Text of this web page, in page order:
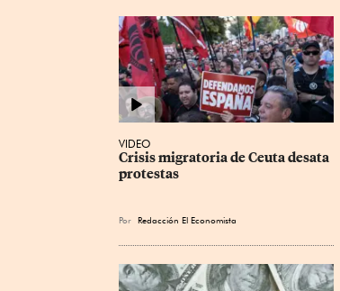
VIDEO
Crisis migratoria de Ceuta desata
protestas
Por Redacción El Economista